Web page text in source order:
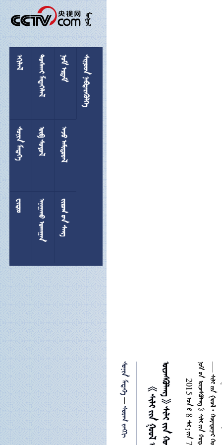

 

 
 
 
 
 
  
 
 

 